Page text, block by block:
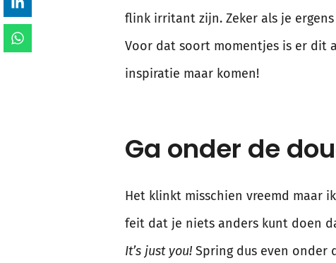
flink irritant zijn. Zeker als je
Voor dat soort momentjes is er dit
inspiratie maar komen!
Ga onder de
Het klinkt misschien vreemd maar
feit dat je niets anders kunt doen
It’s just you! Spring dus even onder